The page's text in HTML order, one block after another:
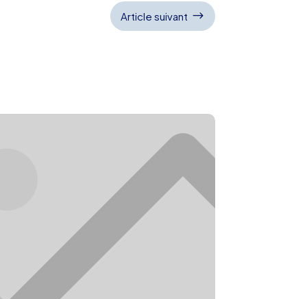
Article suivant $